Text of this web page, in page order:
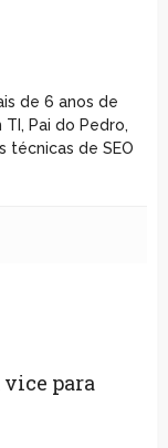
de 6 anos de
Pai do Pedro,
técnicas de SEO
vice para